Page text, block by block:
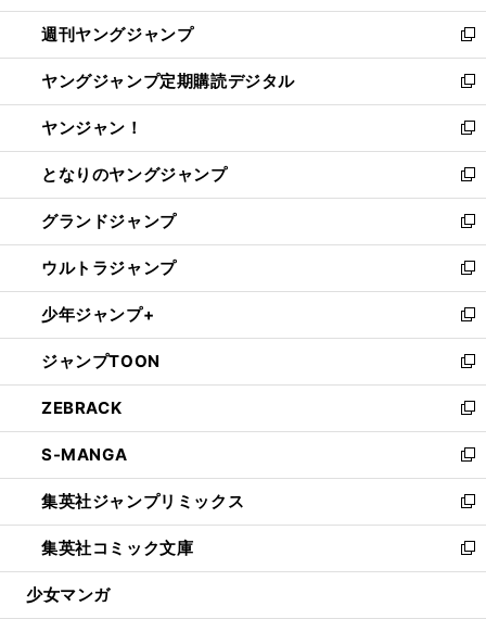
開
く
ウ
で
開
く
ン
ド
ウ
で
開
く
ウ
ィ
ン
ド
ウ
で
開
く
週刊ヤングジャンプ
新
し
い
ウ
ィ
ン
ド
ウ
で
開
く
ヤングジャンプ定期購読デジタル
新
し
い
ウ
ィ
ン
ド
ウ
で
開
く
ヤンジャン！
新
し
い
ウ
ィ
ン
ド
ウ
で
開
く
となりのヤングジャンプ
新
し
い
ウ
ィ
ン
ド
ウ
で
開
く
グランドジャンプ
新
し
い
ウ
ィ
ン
ド
ウ
で
開
く
ウルトラジャンプ
新
し
い
ウ
ィ
ン
ド
ウ
で
開
く
少年ジャンプ+
新
し
い
ウ
ィ
ン
ド
ウ
で
開
く
ジャンプTOON
新
し
い
ウ
ィ
ン
ド
ウ
で
開
ZEBRACK
新
し
い
ウ
ィ
ン
ド
ウ
S-MANGA
新
し
い
ウ
ィ
ン
集英社ジャンプリミックス
新
し
い
ウ
集英社コミック文庫
新
し
少女マンガ